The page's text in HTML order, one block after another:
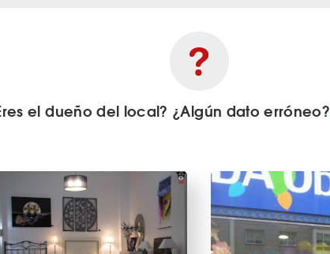
el dueño del local? ¿Algún dato erróneo?